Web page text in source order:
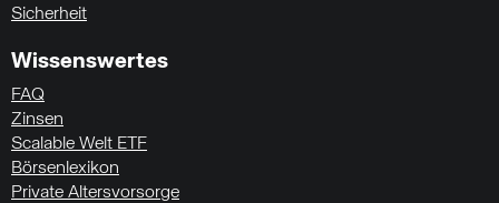
Sicherheit
Wissenswertes
FAQ
Zinsen
Scalable Welt ETF
Börsenlexikon
Private Altersvorsorge